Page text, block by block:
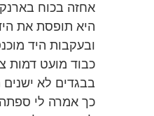
אחזה בכוח
היא תופסת את
ובעקבות היד
כבוד מועט דמות
בבגדים לא ישנים
כך אמרה לי